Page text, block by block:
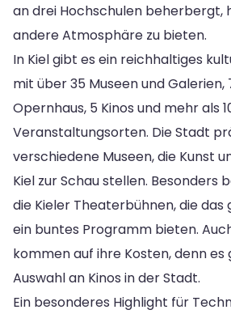
an drei Hochschulen beherbergt,
andere Atmosphäre zu bieten.
In Kiel gibt es ein reichhaltiges
mit über 35 Museen und Galerien,
Opernhaus, 5 Kinos und mehr als
Veranstaltungsorten. Die Stadt
verschiedene Museen, die Kunst
Kiel zur Schau stellen. Besonders
die Kieler Theaterbühnen, die das
ein buntes Programm bieten.
kommen auf ihre Kosten, denn
Auswahl an Kinos in der Stadt.
Ein besonderes Highlight für